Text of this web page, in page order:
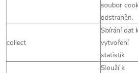
soubor
odstraněn.
collect
Sbírání dat
vytvoření
statistik
Slouží k